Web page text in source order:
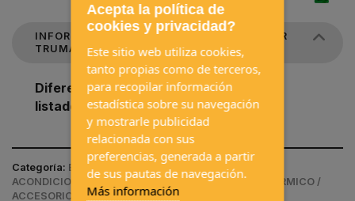
INFORMACIÓN DE TAPA VENTOSA EXTERIOR
TRUMA ZR80
Diferentes colores, escoger en el
listado desplegable:
Categoría: EQUIPAMIENTOS INTERIORES / AIRE
ACONDICIONADO, CALEFACCIÓN Y AISLAMIENTO TÉRMICO /
ACCESORIOS CALEFACCIÓN / ACCESORIOS TRUMA
Acepta la política de
cookies y privacidad?
Este sitio web utiliza cookies,
tanto propias como de terceros,
para recopilar información
estadística sobre su navegación
y mostrarle publicidad
relacionada con sus
preferencias, generada a partir
de sus pautas de navegación.
Más información